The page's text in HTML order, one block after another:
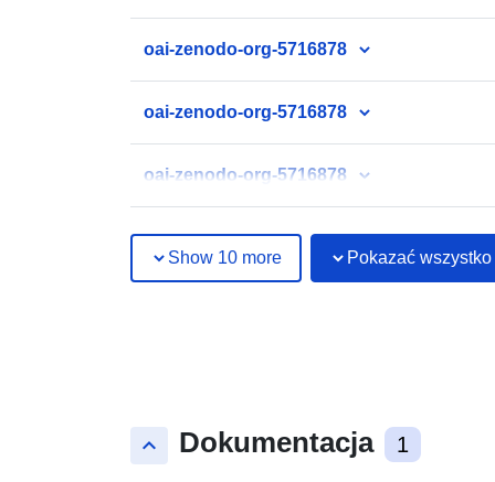
oai-zenodo-org-5716878
oai-zenodo-org-5716878
oai-zenodo-org-5716878
Show 10 more Pokazać wszystko
keyboard_arrow_up Dokumentacja 1